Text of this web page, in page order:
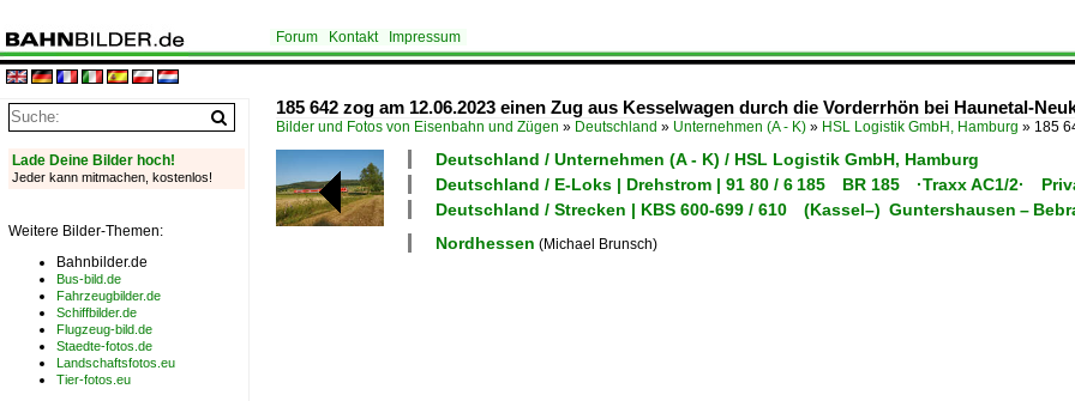
Forum Kontakt Impressum
185 642 zog am 12.06.2023 einen Zug aus Kesselwagen durch die Vorderrhön bei Haunetal-
Bilder und Fotos von Eisenbahn und Zügen » Deutschland » Unternehmen (A - K) » HSL Logistik GmbH, Hamburg » 185
Deutschland / Unternehmen (A - K) / HSL Logistik GmbH, Hamburg
Deutschland / E-Loks | Drehstrom | 91 80 / 6 185 BR 185 ·Traxx AC1/2·
Deutschland / Strecken | KBS 600-699 / 610 (Kassel–) Guntershausen –
Nordhessen (Michael Brunsch)
Lade Deine Bilder hoch!
Jeder kann mitmachen, kostenlos!
Weitere Bilder-Themen:
Bahnbilder.de
Bus-bild.de
Fahrzeugbilder.de
Schiffbilder.de
Flugzeug-bild.de
Staedte-fotos.de
Landschaftsfotos.eu
Tier-fotos.eu